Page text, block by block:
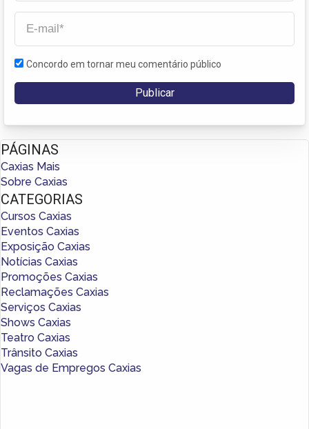
Concordo em tornar meu comentário público
PÁGINAS
Caxias Mais
Sobre Caxias
CATEGORIAS
Cursos Caxias
Eventos Caxias
Exposição Caxias
Notícias Caxias
Promoções Caxias
Reclamações Caxias
Serviços Caxias
Shows Caxias
Teatro Caxias
Trânsito Caxias
Vagas de Empregos Caxias